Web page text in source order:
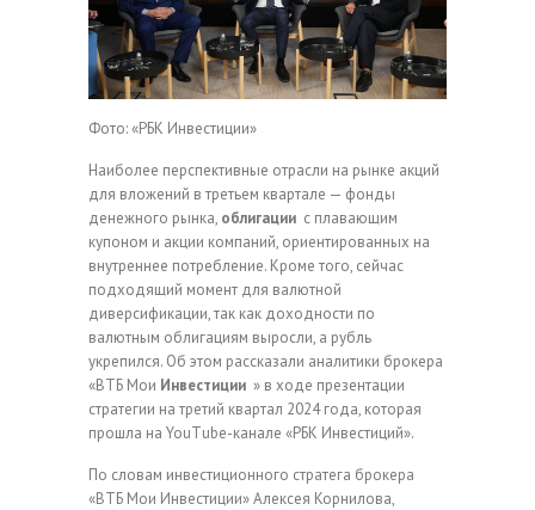
Фото: «РБК Инвестиции»
Наиболее перспективные отрасли на рынке акций
для вложений в третьем квартале — фонды
денежного рынка, облигации с плавающим
купоном и акции компаний, ориентированных на
внутреннее потребление. Кроме того, сейчас
подходящий момент для валютной
диверсификации, так как доходности по
валютным облигациям выросли, а рубль
укрепился. Об этом рассказали аналитики брокера
«ВТБ Мои Инвестиции » в ходе презентации
стратегии на третий квартал 2024 года, которая
прошла на YouТube-канале «РБК Инвестиций».
По словам инвестиционного стратега брокера
«ВТБ Мои Инвестиции» Алексея Корнилова,